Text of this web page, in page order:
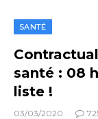
SANTÉ
santé : 08
liste !
03/03/2020